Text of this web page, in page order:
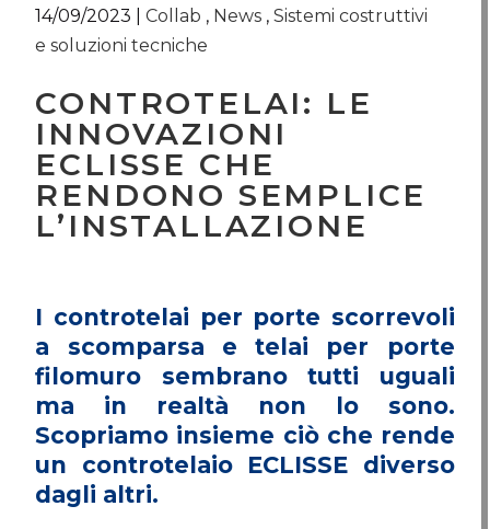
14/09/2023 |Collab , News ,Sistemi costruttivi
e soluzioni tecniche
CONTROTELAI: LE
INNOVAZIONI
ECLISSE CHE
RENDONO SEMPLICE
L’INSTALLAZIONE
I controtelai per porte scorrevoli
a scomparsa e telai per porte
filomuro sembrano tutti uguali
ma in realtà non lo sono.
Scopriamo insieme ciò che rende
un controtelaio ECLISSE diverso
dagli altri.